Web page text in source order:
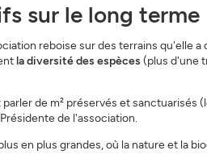
sur le long terme
reboise sur des terrains qu'elle
la diversité des espèces (plus d'une
de m² préservés et
de l'association.
en plus grandes, où la nature et la